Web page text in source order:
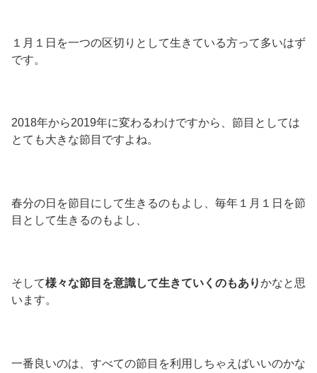
１月１日を一つの区切りとして生きている方って多いはず
です。
2018年から2019年に変わるわけですから、節目としては
とても大きな節目ですよね。
春分の日を節目にして生きるのもよし、毎年１月１日を節
目として生きるのもよし、
そして様々な節目を意識して生きていくのもありかなと思
います。
一番良いのは、すべての節目を利用しちゃえばいいのかな